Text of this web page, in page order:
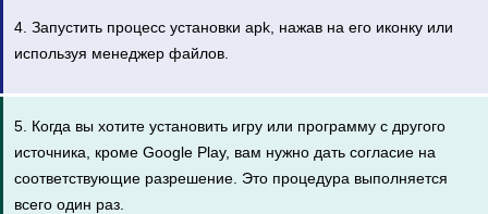
4. Запустить процесс установки apk, нажав на его иконку или
используя менеджер файлов.
5. Когда вы хотите установить игру или программу с другого
источника, кроме Google Play, вам нужно дать согласие на
соответствующие разрешение. Это процедура выполняется
всего один раз.